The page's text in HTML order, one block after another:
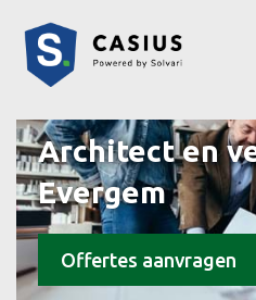
Architect en
Evergem
Offertes aanvragen